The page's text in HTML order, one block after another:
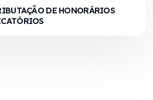
DE HONORÁRIOS